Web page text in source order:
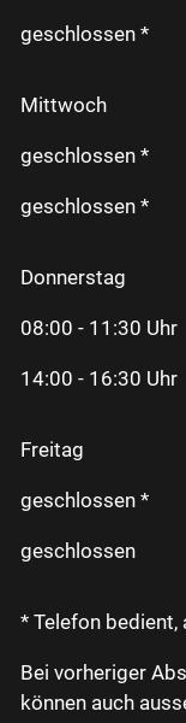
geschlossen *
Mittwoch
geschlossen *
geschlossen *
Donnerstag
08:00 - 11:30 Uhr
14:00 - 16:30 Uhr
Freitag
geschlossen *
geschlossen
* Telefon bedient,
Bei vorheriger
können auch